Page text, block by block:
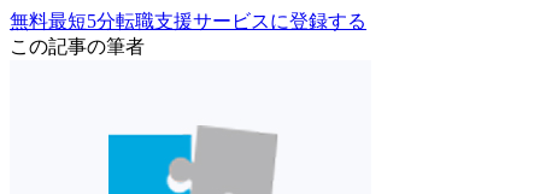
無料最短5分転職支援サービスに登録する
この記事の筆者